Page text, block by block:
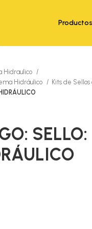
Hidraulico
Hidráulico
Kits de
SELLO: